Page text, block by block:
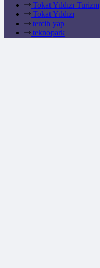
Tokat Yıldızı Turizm
Tokat Yıldızı
tercih yap
teknopark